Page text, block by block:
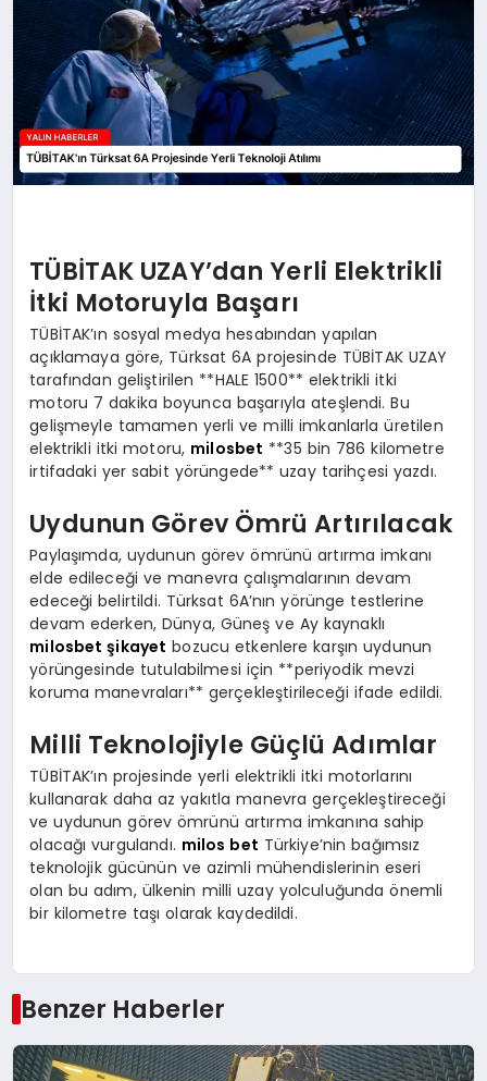
SAĞLIK
TÜBİTAK UZAY’dan Yerli Elektrikli
İtki Motoruyla Başarı
TÜBİTAK’ın sosyal medya hesabından yapılan
açıklamaya göre, Türksat 6A projesinde TÜBİTAK UZAY
tarafından geliştirilen **HALE 1500** elektrikli itki
motoru 7 dakika boyunca başarıyla ateşlendi. Bu
gelişmeyle tamamen yerli ve milli imkanlarla üretilen
elektrikli itki motoru, milosbet **35 bin 786 kilometre
irtifadaki yer sabit yörüngede** uzay tarihçesi yazdı.
Uydunun Görev Ömrü Artırılacak
Paylaşımda, uydunun görev ömrünü artırma imkanı
elde edileceği ve manevra çalışmalarının devam
edeceği belirtildi. Türksat 6A’nın yörünge testlerine
devam ederken, Dünya, Güneş ve Ay kaynaklı
milosbet şikayet bozucu etkenlere karşın uydunun
yörüngesinde tutulabilmesi için **periyodik mevzi
koruma manevraları** gerçekleştirileceği ifade edildi.
Milli Teknolojiyle Güçlü Adımlar
TÜBİTAK’ın projesinde yerli elektrikli itki motorlarını
kullanarak daha az yakıtla manevra gerçekleştireceği
ve uydunun görev ömrünü artırma imkanına sahip
olacağı vurgulandı. milos bet Türkiye’nin bağımsız
teknolojik gücünün ve azimli mühendislerinin eseri
olan bu adım, ülkenin milli uzay yolculuğunda önemli
bir kilometre taşı olarak kaydedildi.
Benzer Haberler